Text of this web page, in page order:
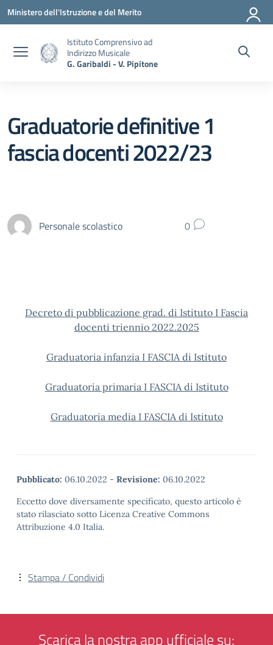
Vai ai contenuti
Vai al menu di navigazione
Vai al footer
Ministero dell'Istruzione e del Merito
Istituto Comprensivo ad
Indirizzo Musicale
G. Garibaldi - V. Pipitone
Graduatorie definitive 1
fascia docenti 2022/23
Personale scolastico 0
Decreto di pubblicazione grad. di Istituto I Fascia
docenti triennio 2022.2025
Graduatoria infanzia I FASCIA di Istituto
Graduatoria primaria I FASCIA di Istituto
Graduatoria media I FASCIA di Istituto
Pubblicato: 06.10.2022 - Revisione: 06.10.2022
Eccetto dove diversamente specificato, questo articolo è
stato rilasciato sotto Licenza Creative Commons
Attribuzione 4.0 Italia.
Stampa / Condividi
Scarica la nostra app ufficiale su: